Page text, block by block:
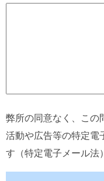
弊所の同意なく、この
活動や広告等の特定電
す（特定電子メール法）